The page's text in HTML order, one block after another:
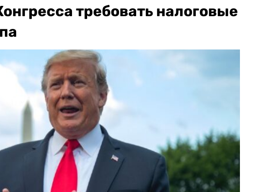
требовать налоговые